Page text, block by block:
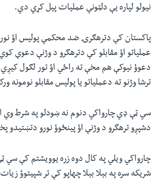
نیولو لپاره یې دلټونې عملیات پیل کړي دي.
پاکستان کې دترهګرۍ ضد محکمې پولیس اؤ
عملیاتو اؤ مقابلو کې دترهګرو د وژنې دعوې
دعوؤ نیوکې هم مخې ته راځي اؤ تور لګول
ترشا وژنو ته دعملیاتو یا پولیس مقابلو نومونه
سي ټې ډي چارواکي دنوم نه ښودلو په شرط وي
دشپږو ترهګرو د وژنې اؤ پینځوؤ نورو
چارواکي ویلي په کال دوه زره يوویشتم کې سي
شريکه سره په بېلا بېلا چهاپو کې تر شپيتوؤ